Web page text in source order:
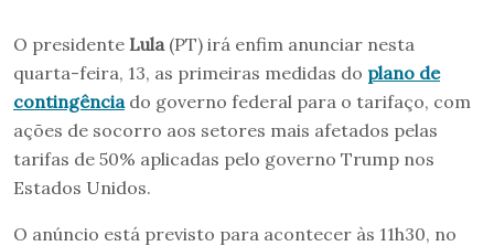
O presidente Lula (PT) irá enfim anunciar nesta
quarta-feira, 13, as primeiras medidas do plano de
contingência do governo federal para o tarifaço, com
ações de socorro aos setores mais afetados pelas
tarifas de 50% aplicadas pelo governo Trump nos
Estados Unidos.
O anúncio está previsto para acontecer às 11h30, no